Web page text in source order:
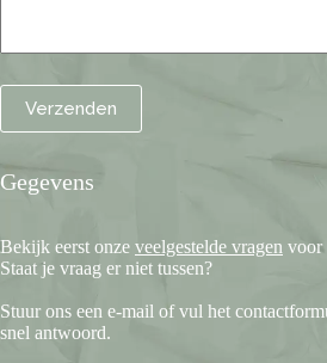
Gegevens
Bekijk eerst onze veelgestelde vragen voor
Staat je vraag er niet tussen?
Stuur ons een e-mail of vul het
snel antwoord.